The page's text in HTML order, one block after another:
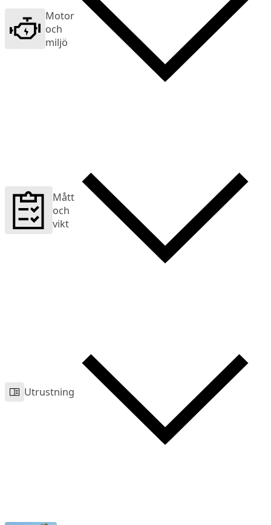
Motor
och
miljö
Mått
och
vikt
Utrustning